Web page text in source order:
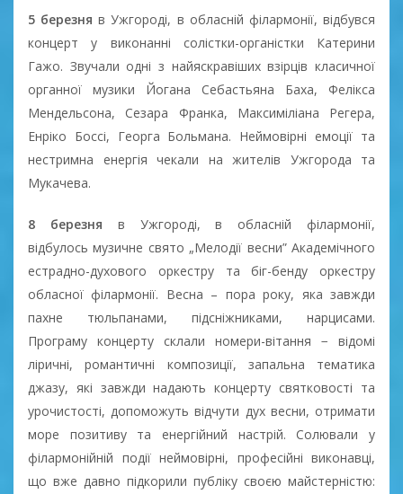
5 березняв Ужгороді, в обласній філармонії, відбувся
концерт у виконанні солістки-органістки Катерини
Гажо. Звучали одні з найяскравіших взірців класичної
органної музики Йогана Себастьяна Баха, Фелікса
Мендельсона, Сезара Франка, Максиміліана Регера,
Енріко Боссі, Георга Больмана. Неймовірні емоції та
нестримна енергія чекали на жителів Ужгорода та
Мукачева.
8 березня в Ужгороді, в обласній філармонії,
відбулось музичне свято „Мелодії весни” Академічного
естрадно-духового оркестру та біг-бенду оркестру
обласної філармонії. Весна – пора року, яка завжди
пахне тюльпанами, підсніжниками, нарцисами.
Програму концерту склали номери-вітання − відомі
ліричні, романтичні композиції, запальна тематика
джазу, які завжди надають концерту святковості та
урочистості, допоможуть відчути дух весни, отримати
море позитиву та енергійний настрій. Солювали у
філармонійній події неймовірні, професійні виконавці,
що вже давно підкорили публіку своєю майстерністю: